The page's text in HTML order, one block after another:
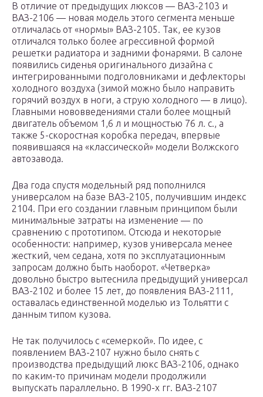
В отличие от предыдущих люксов — ВАЗ-2103 и
ВАЗ-2106 — новая модель этого сегмента меньше
отличалась от «нормы» ВАЗ-2105. Так, ее кузов
отличался только более агрессивной формой
решетки радиатора и задними фонарями. В салоне
появились сиденья оригинального дизайна с
интегрированными подголовниками и дефлекторы
холодного воздуха (зимой можно было направить
горячий воздух в ноги, а струю холодного — в лицо).
Главными нововведениями стали более мощный
двигатель объемом 1,6 л и мощностью 76 л. с., а
также 5-скоростная коробка передач, впервые
появившаяся на «классической» модели Волжского
автозавода.
Два года спустя модельный ряд пополнился
универсалом на базе ВАЗ-2105, получившим индекс
2104. При его создании главным принципом были
минимальные затраты на изменение — по
сравнению с прототипом. Отсюда и некоторые
особенности: например, кузов универсала менее
жесткий, чем седана, хотя по эксплуатационным
запросам должно быть наоборот. «Четверка»
довольно быстро вытеснила предыдущий универсал
ВАЗ-2102 и более 15 лет, до появления ВАЗ-2111,
оставалась единственной моделью из Тольятти с
данным типом кузова.
Не так получилось с «семеркой». По идее, с
появлением ВАЗ-2107 нужно было снять с
производства предыдущий люкс ВАЗ-2106, однако
по каким-то причинам модели продолжили
выпускать параллельно. В 1990-х гг. ВАЗ-2107